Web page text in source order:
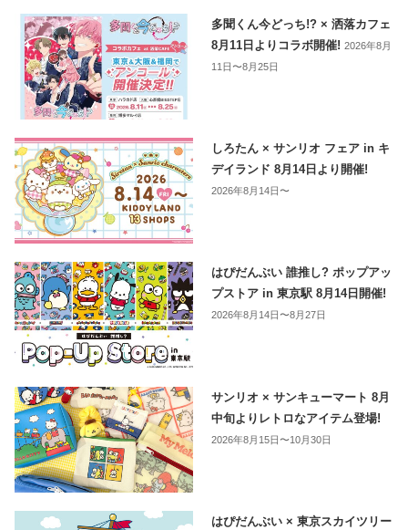
多聞くん今どっち!? × 洒落カフェ
8月11日よりコラボ開催!2026年8月
11日〜8月25日
しろたん × サンリオ フェア in キ
デイランド 8月14日より開催!
2026年8月14日〜
はぴだんぶい 誰推し? ポップアッ
プストア in 東京駅 8月14日開催!
2026年8月14日〜8月27日
サンリオ × サンキューマート 8月
中旬よりレトロなアイテム登場!
2026年8月15日〜10月30日
はぴだんぶい × 東京スカイツリー